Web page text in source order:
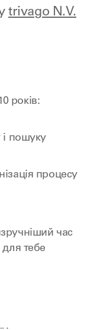
trivago N.V.
років:
і пошуку
процесу
час
тебе